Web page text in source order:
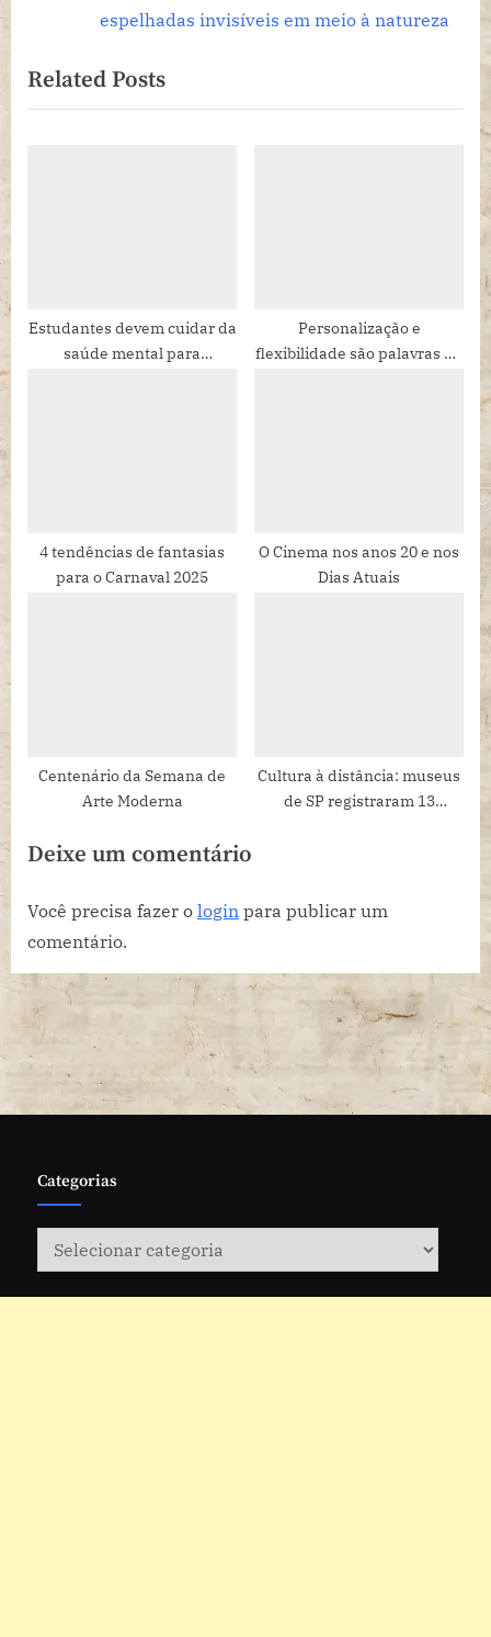
o
u
e
t
P
espelhadas invisíveis em meio à natureza
Related Posts
Estudantes devem cuidar da
saúde mental para
Personalização e
flexibilidade são palavras de
4 tendências de fantasias
para o Carnaval 2025
O Cinema nos anos 20 e nos
Dias Atuais
Centenário da Semana de
Arte Moderna
Cultura à distância: museus
de SP registraram 13
Deixe um comentário
Você precisa fazer o login para publicar um
comentário.
Categorias
Categorias